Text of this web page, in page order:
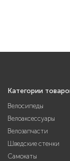
Категории товаров
Велосипеды
Велоаксессуары
Шведские стенки